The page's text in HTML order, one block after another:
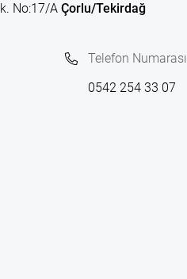
No:17/A Çorlu/Tekirdağ
Telefon Numarası
0542 254 33 07